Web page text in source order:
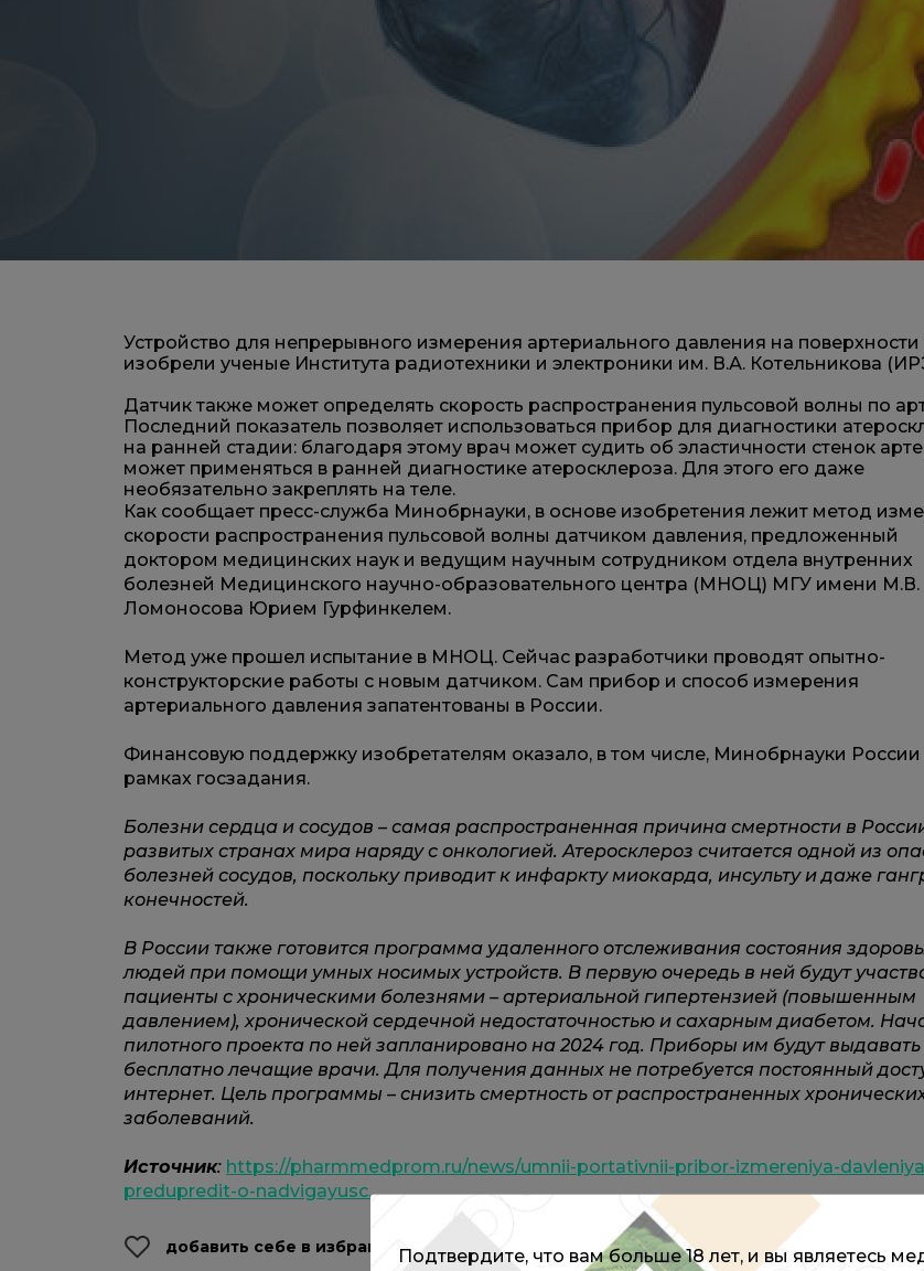
Устройство для непрерывного измерения артериального давления на поверхности
изобрели ученые Института радиотехники и электроники им. В.А. Котельникова
Датчик также может определять скорость распространения пульсовой волны по
Последний показатель позволяет использоваться прибор для диагностики
на ранней стадии: благодаря этому врач может судить об эластичности стенок
может применяться в ранней диагностике атеросклероза. Для этого его даже
необязательно закреплять на теле.
Как сообщает пресс-служба Минобрнауки, в основе изобретения лежит метод
скорости распространения пульсовой волны датчиком давления, предложенный
доктором медицинских наук и ведущим научным сотрудником отдела внутренних
болезней Медицинского научно-образовательного центра (МНОЦ) МГУ имени М.В.
Ломоносова Юрием Гурфинкелем.
Метод уже прошел испытание в МНОЦ. Сейчас разработчики проводят опытно-
конструкторские работы с новым датчиком. Сам прибор и способ измерения
артериального давления запатентованы в России.
Финансовую поддержку изобретателям оказало, в том числе, Минобрнауки России
рамках госзадания.
Болезни сердца и сосудов – самая распространенная причина смертности в
развитых странах мира наряду с онкологией. Атеросклероз считается одной из
болезней сосудов, поскольку приводит к инфаркту миокарда, инсульту и даже
конечностей.
В России также готовится программа удаленного отслеживания состояния
людей при помощи умных носимых устройств. В первую очередь в ней будут
пациенты с хроническими болезнями – артериальной гипертензией (повышенным
давлением), хронической сердечной недостаточностью и сахарным диабетом.
пилотного проекта по ней запланировано на 2024 год. Приборы им будут выдавать
бесплатно лечащие врачи. Для получения данных не потребуется постоянный
интернет. Цель программы – снизить смертность от распространенных
заболеваний.
Источник: https://pharmmedprom.ru/news/umnii-portativnii-pribor-izmereniya-
predupredit-o-nadvigayusc...
добавить себе в избранное оставить комментарий
Подтвердите, что вам больше 18 лет, и вы являетесь